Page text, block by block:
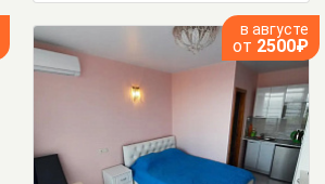
в августе
от 2500₽